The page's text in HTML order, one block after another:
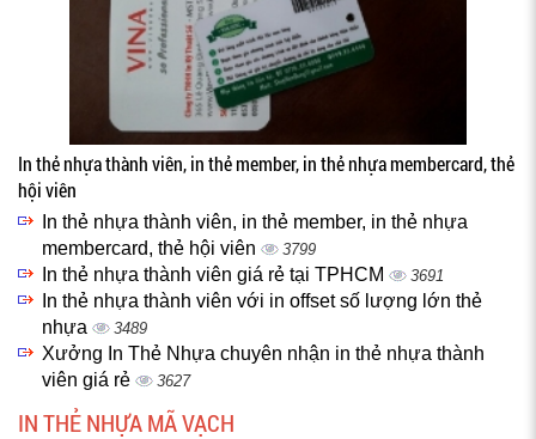
In thẻ nhựa thành viên, in thẻ member, in thẻ nhựa membercard, thẻ
hội viên
In thẻ nhựa thành viên, in thẻ member, in thẻ nhựa
membercard, thẻ hội viên
3799
In thẻ nhựa thành viên giá rẻ tại TPHCM 3691
In thẻ nhựa thành viên với in offset số lượng lớn thẻ
nhựa
3489
Xưởng In Thẻ Nhựa chuyên nhận in thẻ nhựa thành
viên giá rẻ
3627
IN THẺ NHỰA MÃ VẠCH